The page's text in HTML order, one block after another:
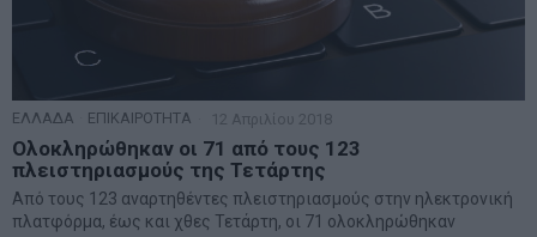
ΕΛΛΑΔΑ ΕΠΙΚΑΙΡΟΤΗΤΑ 12 Απριλίου 2018
Ολοκληρώθηκαν οι 71 από τους 123
πλειστηριασμούς της Τετάρτης
Από τους 123 αναρτηθέντες πλειστηριασμούς στην ηλεκτρονική
πλατφόρμα, έως και χθες Τετάρτη, οι 71 ολοκληρώθηκαν